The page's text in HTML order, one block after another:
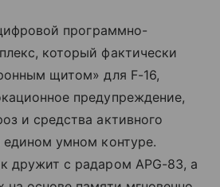
программно-
который фактически
щитом» для F-16,
предупреждение,
и средства активного
едином умном контуре.
дружит с радаром APG-83, а